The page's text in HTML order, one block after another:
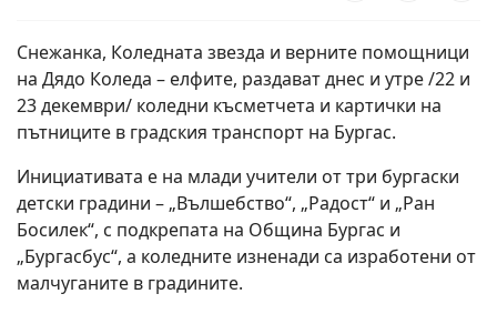
Снежанка, Коледната звезда и верните помощници
на Дядо Коледа – елфите, раздават днес и утре /22 и
23 декември/ коледни късметчета и картички на
пътниците в градския транспорт на Бургас.
Инициативата е на млади учители от три бургаски
детски градини – „Вълшебство“, „Радост“ и „Ран
Босилек“, с подкрепата на Община Бургас и
„Бургасбус“, а коледните изненади са изработени от
малчуганите в градините.